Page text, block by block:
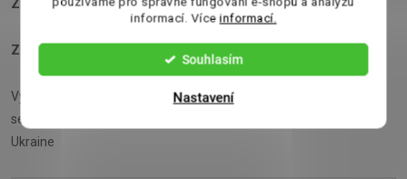
informací. Víceinformací.
Souhlasím
Nastavení
Země původu: Ukrajina
Způsob skladování:
Výrobce: JSC Monomakh, 10 Komunalna Street, urban-type
settlement Velyka Dymerka, Kyiv region, Brovary district, 07442,
Ukraine